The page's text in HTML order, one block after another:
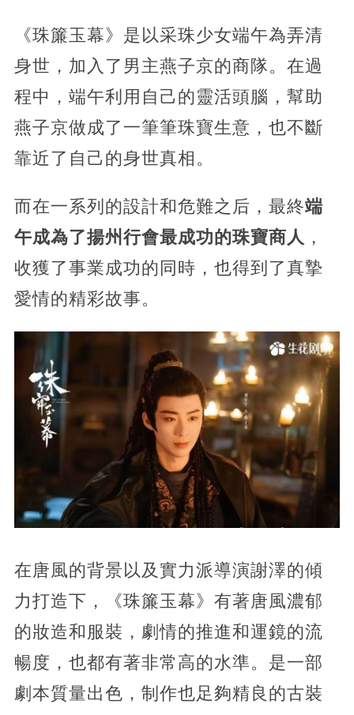
《珠簾玉幕》是以采珠少女端午為弄清
身世，加入了男主燕子京的商隊。在過
程中，端午利用自己的靈活頭腦，幫助
燕子京做成了一筆筆珠寶生意，也不斷
靠近了自己的身世真相。
而在一系列的設計和危難之后，最終端
午成為了揚州行會最成功的珠寶商人 ，
收獲了事業成功的同時，也得到了真摯
愛情的精彩故事。
在唐風的背景以及實力派導演謝澤的傾
力打造下，《珠簾玉幕》有著唐風濃郁
的妝造和服裝，劇情的推進和運鏡的流
暢度，也都有著非常高的水準。是一部
劇本質量出色，制作也足夠精良的古裝